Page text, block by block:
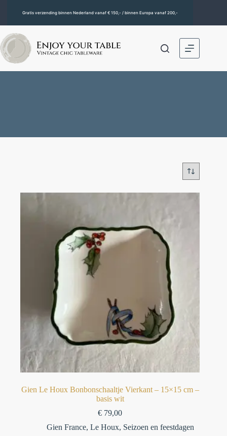
Gratis verzending binnen Nederland vanaf € 150,- / binnen Europa vanaf 200,-
Gien Le Houx Bonbonschaaltje Vierkant – 15×15 cm –
basis wit
€ 79,00
Gien France, Le Houx, Seizoen en feestdagen